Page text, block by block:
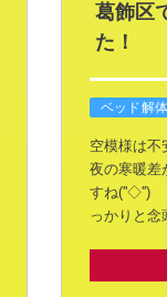
葛飾区
た！
ベッド解
空模様は不
夜の寒暖差
すね(''◇'')ゞ
っかりと